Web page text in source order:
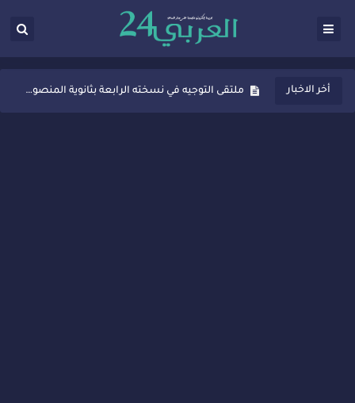
أخر الاخبار
ثانوية المنصور الذهبي بسيدي قاسم تُعزّز ثقافة التوجيه المدرسي بمبادرة نوعية تجمع بين التفاعل والتكريم
ملتقى التوجيه في نسخته الرابعة بثانوية المنصور الذهبي بسيدي قاسم